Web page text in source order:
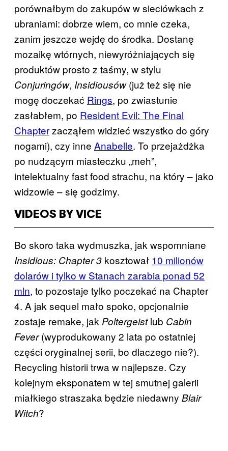
porównałbym do zakupów w sieciówkach z
ubraniami: dobrze wiem, co mnie czeka,
zanim jeszcze wejdę do środka. Dostanę
mozaikę wtórnych, niewyróżniających się
produktów prosto z taśmy, w stylu
Conjuringów, Insidiousów(już też się nie
mogę doczekać Rings, po zwiastunie
zasłabłem, po Resident Evil: The Final
Chapterzacząłem widzieć wszystko do góry
nogami), czy inne Anabelle. To przejażdżka
po nudzącym miasteczku „meh”,
intelektualny fast food strachu, na który – jako
widzowie – się godzimy.
VIDEOS BY VICE
Bo skoro taka wydmuszka, jak wspomniane
Insidious: Chapter 3 kosztował 10 milionów
dolarów i tylko w Stanach zarabia ponad 52
mln, to pozostaje tylko poczekać na Chapter
4. A jak sequel mało spoko, opcjonalnie
zostaje remake, jak Poltergeistlub Cabin
Fever(wyprodukowany 2 lata po ostatniej
części oryginalnej serii, bo dlaczego nie?).
Recycling historii trwa w najlepsze. Czy
kolejnym eksponatem w tej smutnej galerii
miałkiego straszaka będzie niedawny Blair
Witch?